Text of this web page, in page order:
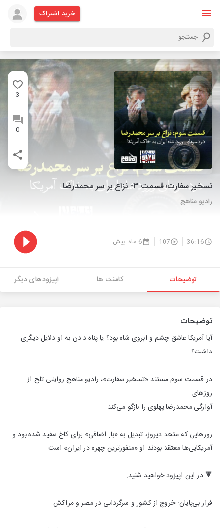
خرید اشتراک
3
0
تسخیر سفارت؛ قسمت ۳- نزاع بر سر محمدرضا
رادیو مناهج
36:16
107 6 ماه پیش
توضیحات کامنت ها اپیزودهای دیگر
توضیحات
آیا آمریکا عاشق چشم و ابروی شاه بود؟ یا پناه دادن به او دلایل دیگری
داشت؟
در قسمت سوم مستند «تسخیر سفارت»، رادیو مناهج روایتی تلخ از
روزهای
آوارگی محمدرضا پهلوی را بازگو می‌کند.
روزهایی که متحد دیروز، تبدیل به «بار اضافی» برای کاخ سفید شده بود و
آمریکایی‌ها معتقد بودند او «منفورترین چهره در ایران» است.
🔻 در این اپیزود خواهید شنید:
فرار بی‌پایان: خروج از کشور و سرگردانی در مصر و مراکش